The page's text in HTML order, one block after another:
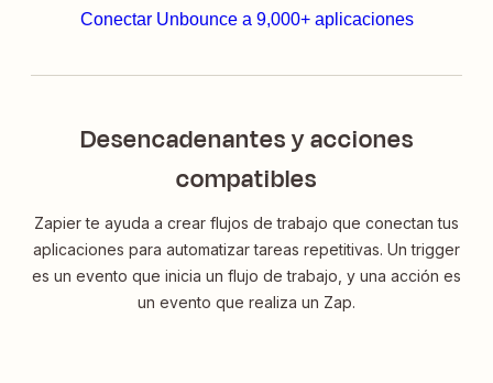
Conectar Unbounce a 9,000+ aplicaciones
Desencadenantes y acciones
compatibles
Zapier te ayuda a crear flujos de trabajo que conectan tus
aplicaciones para automatizar tareas repetitivas. Un trigger
es un evento que inicia un flujo de trabajo, y una acción es
un evento que realiza un Zap.